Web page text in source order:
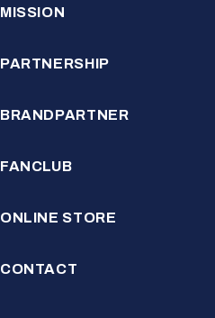
MISSION
PARTNERSHIP
BRANDPARTNER
FANCLUB
ONLINE STORE
CONTACT